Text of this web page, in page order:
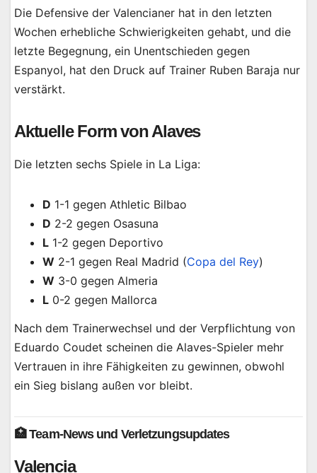
Die Defensive der Valencianer hat in den letzten
Wochen erhebliche Schwierigkeiten gehabt, und die
letzte Begegnung, ein Unentschieden gegen
Espanyol, hat den Druck auf Trainer Ruben Baraja nur
verstärkt.
Aktuelle Form von Alaves
Die letzten sechs Spiele in La Liga:
D 1-1 gegen Athletic Bilbao
D 2-2 gegen Osasuna
L 1-2 gegen Deportivo
W 2-1 gegen Real Madrid (Copa del Rey)
W 3-0 gegen Almeria
L 0-2 gegen Mallorca
Nach dem Trainerwechsel und der Verpflichtung von
Eduardo Coudet scheinen die Alaves-Spieler mehr
Vertrauen in ihre Fähigkeiten zu gewinnen, obwohl
ein Sieg bislang außen vor bleibt.
🏥 Team-News und Verletzungsupdates
Valencia